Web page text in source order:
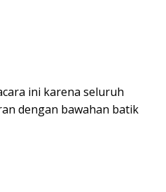
ini karena seluruh
dengan bawahan batik